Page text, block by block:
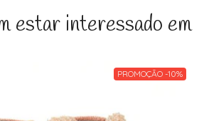
estar interessado em
PROMOÇÃO -10%